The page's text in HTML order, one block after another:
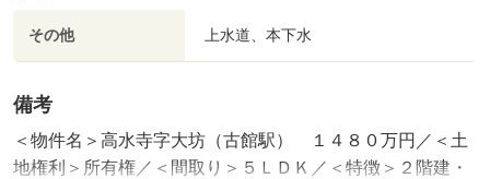
その他 上水道、本下水
備考
＜物件名＞高水寺字大坊（古館駅） １４８０万円／＜土
地権利＞所有権／＜間取り＞５ＬＤＫ／＜特徴＞２階建・